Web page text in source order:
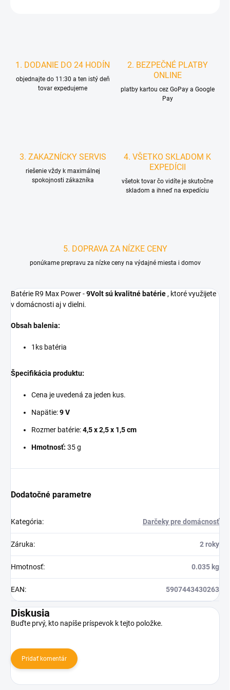
1. DODANIE DO 24 HODÍN
objednajte do 11:30 a ten istý deň
tovar expedujeme
2. BEZPEČNÉ PLATBY
ONLINE
platby kartou cez GoPay a Google
Pay
3. ZAKAZNÍCKY SERVIS
riešenie vždy k maximálnej
spokojnosti zákazníka
4. VŠETKO SKLADOM K
EXPEDÍCII
všetok tovar čo vidíte je skutočne
skladom a ihneď na expedíciu
5. DOPRAVA ZA NÍZKE CENY
ponúkame prepravu za nízke ceny na výdajné miesta i domov
Batérie R9 Max Power -9Volt sú kvalitné batérie, ktoré využijete
v domácnosti aj v dielni.
Obsah balenia:
1ks batéria
Špecifikácia produktu:
Cena je uvedená za jeden kus.
Napätie:9 V
Rozmer batérie:4,5 x 2,5 x 1,5 cm
Hmotnosť: 35 g
Dodatočné parametre
Kategória: Darčeky pre domácnosť
Záruka: 2 roky
Hmotnosť: 0.035 kg
EAN: 5907443430263
Diskusia
Buďte prvý, kto napíše príspevok k tejto položke.
Pridať komentár